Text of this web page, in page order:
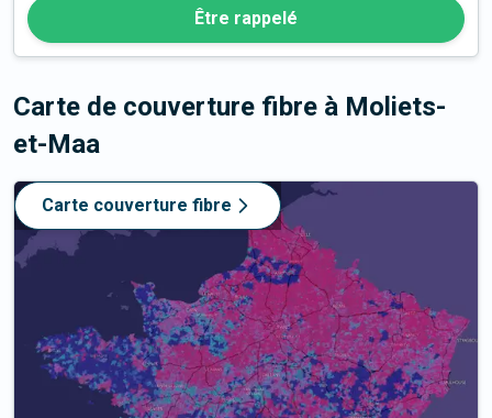
Être rappelé
Carte de couverture fibre à Moliets-
et-Maa
Carte couverture fibre